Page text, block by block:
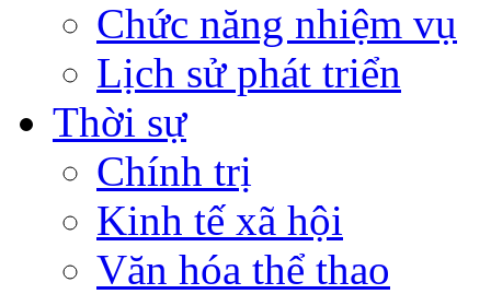
Chức năng nhiệm vụ
Lịch sử phát triển
Thời sự
Chính trị
Kinh tế xã hội
Văn hóa thể thao